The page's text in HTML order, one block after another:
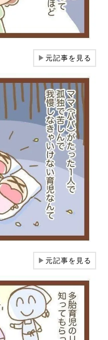
▶元記事を見る
▶元記事を見る